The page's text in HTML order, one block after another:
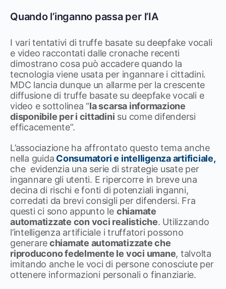
Quando l’inganno passa per l’IA
I vari tentativi di truffe basate su deepfake vocali
e video raccontati dalle cronache recenti
dimostrano cosa può accadere quando la
tecnologia viene usata per ingannare i cittadini.
MDC lancia dunque un allarme per la crescente
diffusione di truffe basate su deepfake vocali e
video e sottolinea “la scarsa informazione
disponibile per i cittadini su come difendersi
efficacemente”.
L’associazione ha affrontato questo tema anche
nella guida Consumatori e intelligenza artificiale,
che evidenzia una serie di strategie usate per
ingannare gli utenti. E ripercorre in breve una
decina di rischi e fonti di potenziali inganni,
corredati da brevi consigli per difendersi. Fra
questi ci sono appunto le chiamate
automatizzate con voci realistiche. Utilizzando
l’intelligenza artificiale i truffatori possono
generarechiamate automatizzate che
riproducono fedelmente le voci umane, talvolta
imitando anche le voci di persone conosciute per
ottenere informazioni personali o finanziarie.